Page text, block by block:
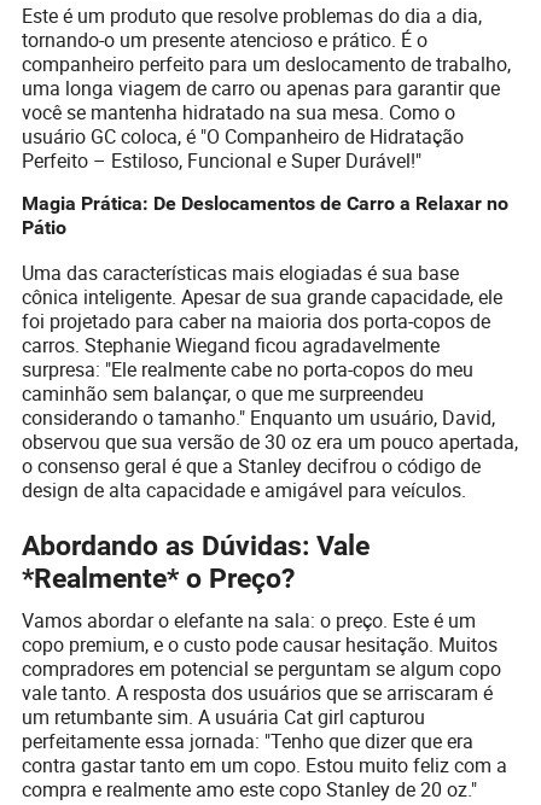
Este é um produto que resolve problemas do dia a dia,
tornando-o um presente atencioso e prático. É o
companheiro perfeito para um deslocamento de trabalho,
uma longa viagem de carro ou apenas para garantir que
você se mantenha hidratado na sua mesa. Como o
usuário GC coloca, é "O Companheiro de Hidratação
Perfeito – Estiloso, Funcional e Super Durável!"
Magia Prática: De Deslocamentos de Carro a Relaxar no
Pátio
Uma das características mais elogiadas é sua base
cônica inteligente. Apesar de sua grande capacidade, ele
foi projetado para caber na maioria dos porta-copos de
carros. Stephanie Wiegand ficou agradavelmente
surpresa: "Ele realmente cabe no porta-copos do meu
caminhão sem balançar, o que me surpreendeu
considerando o tamanho." Enquanto um usuário, David,
observou que sua versão de 30 oz era um pouco apertada,
o consenso geral é que a Stanley decifrou o código de
design de alta capacidade e amigável para veículos.
Abordando as Dúvidas: Vale
*Realmente* o Preço?
Vamos abordar o elefante na sala: o preço. Este é um
copo premium, e o custo pode causar hesitação. Muitos
compradores em potencial se perguntam se algum copo
vale tanto. A resposta dos usuários que se arriscaram é
um retumbante sim. A usuária Cat girl capturou
perfeitamente essa jornada: "Tenho que dizer que era
contra gastar tanto em um copo. Estou muito feliz com a
compra e realmente amo este copo Stanley de 20 oz."